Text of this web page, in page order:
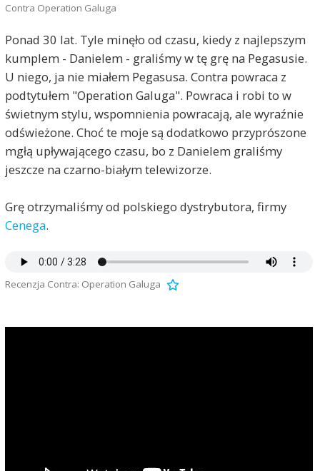
Contra Operation Galuga
Ponad 30 lat. Tyle minęło od czasu, kiedy z najlepszym
kumplem - Danielem - graliśmy w tę grę na Pegasusie.
U niego, ja nie miałem Pegasusa. Contra powraca z
podtytułem "Operation Galuga". Powraca i robi to w
świetnym stylu, wspomnienia powracają, ale wyraźnie
odświeżone. Choć te moje są dodatkowo przyprószone
mgłą upływającego czasu, bo z Danielem graliśmy
jeszcze na czarno-białym telewizorze.
Grę otrzymaliśmy od polskiego dystrybutora, firmy
Cenega.
Recenzja Contra: Operation Galuga